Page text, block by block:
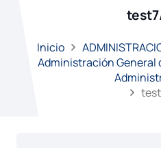
Inicio
Administración General